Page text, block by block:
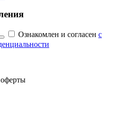
Ознакомлен и согласен c
оферты